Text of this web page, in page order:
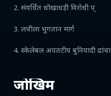
2. संवर्धित धोखाधड़ी विरोधी प्
3. लचीला भुगतान मार्ग
4. स्केलेबल अपतटीय बुनियादी ढांचा
जोखिम